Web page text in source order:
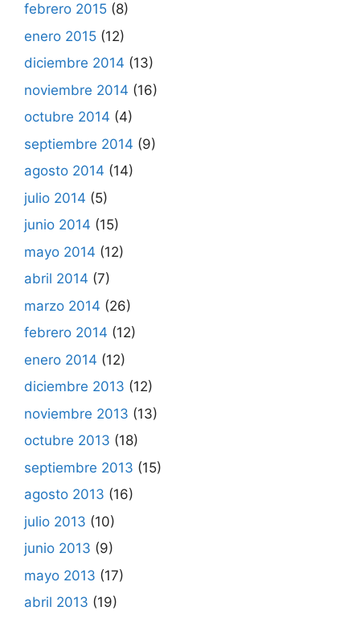
febrero 2015 (8)
enero 2015 (12)
diciembre 2014 (13)
noviembre 2014 (16)
octubre 2014 (4)
septiembre 2014 (9)
agosto 2014 (14)
julio 2014 (5)
junio 2014 (15)
mayo 2014 (12)
abril 2014 (7)
marzo 2014 (26)
febrero 2014 (12)
enero 2014 (12)
diciembre 2013 (12)
noviembre 2013 (13)
octubre 2013 (18)
septiembre 2013 (15)
agosto 2013 (16)
julio 2013 (10)
junio 2013 (9)
mayo 2013 (17)
abril 2013 (19)